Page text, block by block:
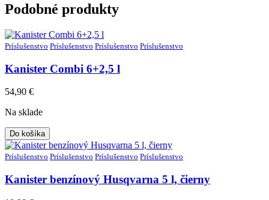
Podobné produkty
Príslušenstvo Príslušenstvo Príslušenstvo Príslušenstvo
Kanister Combi 6+2,5 l
54,90 €
Na sklade
Do košíka
Príslušenstvo Príslušenstvo Príslušenstvo Príslušenstvo
Kanister benzínový Husqvarna 5 l, čierny